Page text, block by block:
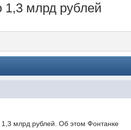
1,3 млрд рублей
1,3 млрд рублей. Об этом Фонтанке